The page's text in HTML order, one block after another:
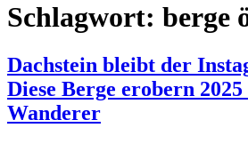
Schlagwort: berge
Dachstein bleibt der
Diese Berge erobern
Wanderer